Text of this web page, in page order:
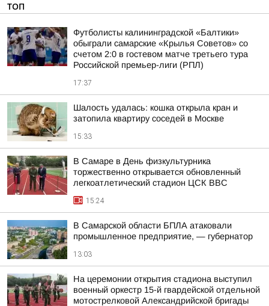
ТОП
Футболисты калининградской «Балтики»
обыграли самарские «Крылья Советов» со
счетом 2:0 в гостевом матче третьего тура
Российской премьер-лиги (РПЛ)
17:37
Шалость удалась: кошка открыла кран и
затопила квартиру соседей в Москве
15:33
В Самаре в День физкультурника
торжественно открывается обновленный
легкоатлетический стадион ЦСК ВВС
15:24
В Самарской области БПЛА атаковали
промышленное предприятие, — губернатор
13:03
На церемонии открытия стадиона выступил
военный оркестр 15-й гвардейской отдельной
мотострелковой Александрийской бригады